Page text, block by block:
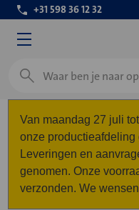
+31 598 36 12 32
Zoeken
Van maandag 27 juli
onze
Leveringen en
genomen. Onze
verzonden. We